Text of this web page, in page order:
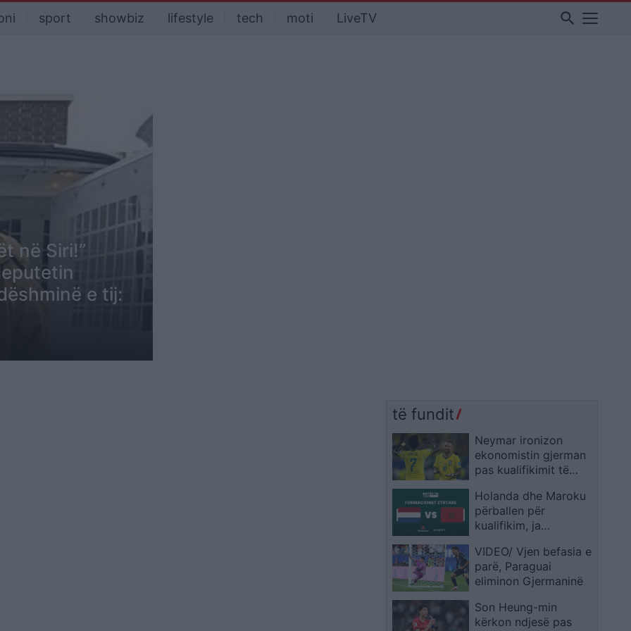
sport showbiz lifestyle tech moti LiveTV search
në Siri!”
e tij:
të fundit
Neymar ironizon
ekonomistin gjerman
pas kualifikimit të
në Botërorin e
ardhshëm
Holanda dhe Maroku
përballen për
kualifikim, ja
VIDEO/ Vjen befasia e
parë, Paraguai
eliminon Gjermaninë
Son Heung-min
kërkon ndjesë pas